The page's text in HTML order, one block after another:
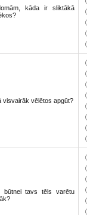
kāda ir sliktākā
visvairāk vēlētos apgūt?
būtnei tavs tēls varētu